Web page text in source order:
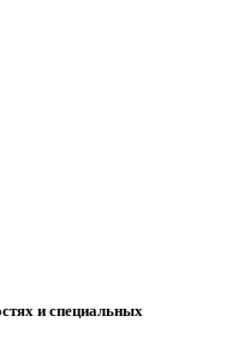
и специальных